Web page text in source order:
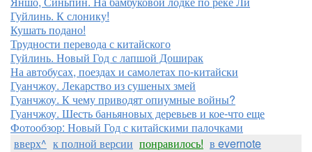
Гуйлинь. К слонику!
Кушать подано!
Трудности перевода с китайского
Гуйлинь. Новый Год с лапшой Доширак
На автобусах, поездах и самолетах по-китайски
Гуанчжоу. Лекарство из сушеных змей
Гуанчжоу. К чему приводят опиумные войны?
Гуанчжоу. Шесть баньяновых деревьев и кое-что еще
Фотообзор: Новый Год с китайскими палочками
вверх^ к полной версии понравилось! в evernote